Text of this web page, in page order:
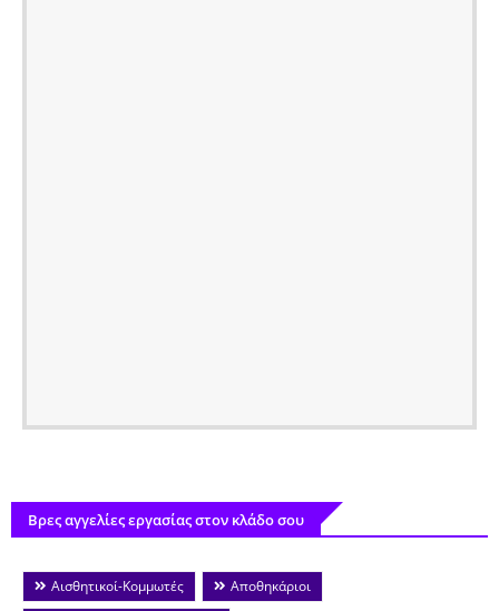
Βρες αγγελίες εργασίας στον κλάδο σου
Αισθητικοί-Κομμωτές
Αποθηκάριοι